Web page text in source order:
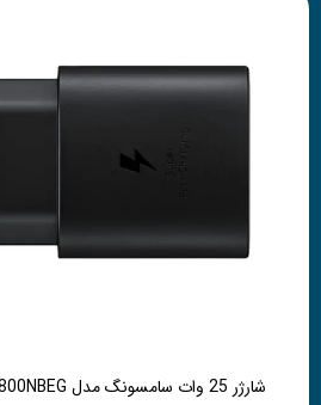
شارژر 25 وات سامسونگ مدل EP-TA800NBEG (کپی AAA)